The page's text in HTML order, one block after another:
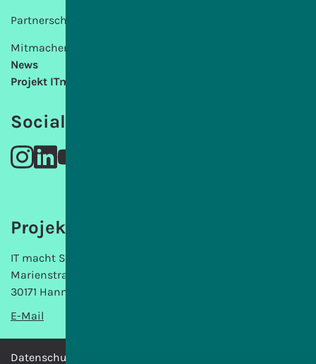
Partnerschulen
Mitmachen
News
Projekt ITmS
Social Media
Projektträgerin
IT macht Schule gemeinnützige GmbH
Marienstraße 6
30171 Hannover
E-Mail
Datenschutzerklärung